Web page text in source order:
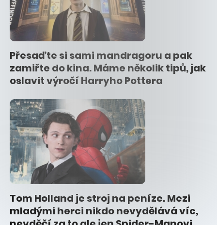
Přesaďte si sami mandragoru a pak
zamiřte do kina. Máme několik tipů, jak
oslavit výročí Harryho Pottera
Tom Holland je stroj na peníze. Mezi
mladými herci nikdo nevydělává víc,